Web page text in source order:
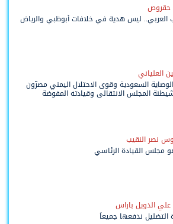
حقروص
العربي.. ليس هدية في خلافات أبوظبي والرياض
العلياني
الوصاية السعودية وقوى الاحتلال اليمني مصرّون
المجلس الانتقالي وقيادته المفوضة
نصر النقيب
مجلس القيادة الرئاسي
علي الدويل باراس
التضليل ندفعها جميعاً